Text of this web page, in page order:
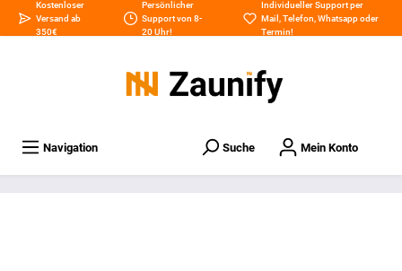
Kostenloser
Versand ab
350€
Persönlicher
Support von 8-
20 Uhr!
Individueller Support per
Mail,Telefon,Whatsappoder
Termin!
Navigation Suche Mein Konto